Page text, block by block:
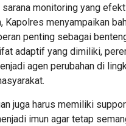
monitoring yang
Kapolres menyampaikan
penting sebagai
adaptif yang dimiliki,
agen perubahan di
juga harus memiliki
imun agar tetap